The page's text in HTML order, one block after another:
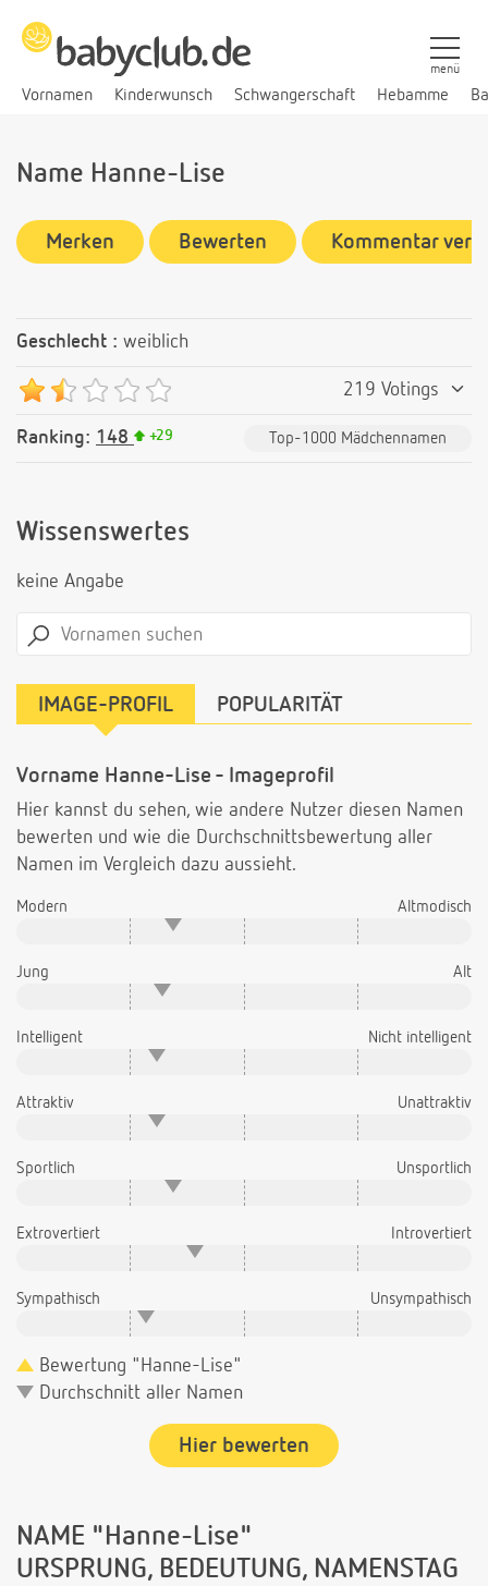
Vornamen Kinderwunsch Schwangerschaft Hebamme
menü
Name Hanne-Lise
Merken Bewerten Kommentar
Geschlecht : weiblich
219 Votings
Ranking: 148 +29 Top-1000 Mädchennamen
Wissenswertes
keine Angabe
IMAGE-PROFIL POPULARITÄT
Vorname Hanne-Lise - Imageprofil
Hier kannst du sehen, wie andere Nutzer diesen Namen
bewerten und wie die Durchschnittsbewertung aller
Namen im Vergleich dazu aussieht.
Modern Altmodisch
Jung Alt
Intelligent Nicht intelligent
Attraktiv Unattraktiv
Sportlich Unsportlich
Extrovertiert Introvertiert
Sympathisch Unsympathisch
Bewertung "Hanne-Lise"
Durchschnitt aller Namen
Hier bewerten
NAME "Hanne-Lise"
URSPRUNG, BEDEUTUNG, NAMENSTAG